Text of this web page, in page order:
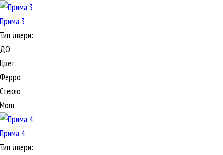
Прима 3
Тип двери:
ДО
Цвет:
Ферро
Стекло:
Moru
Прима 4
Тип двери: